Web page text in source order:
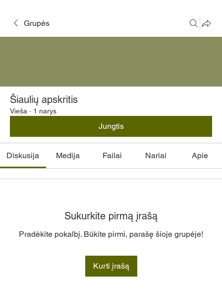
Grupės
Šiaulių apskritis
Vieša · 1 narys
Jungtis
Diskusija Medija Failai Nariai Apie
Sukurkite pirmą įrašą
Pradėkite pokalbį. Būkite pirmi, parašę šioje grupėje!
Kurti įrašą